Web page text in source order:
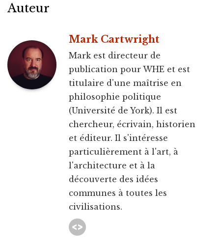
Auteur
Mark Cartwright
Mark est directeur de
publication pour WHE et est
titulaire d'une maîtrise en
philosophie politique
(Université de York). Il est
chercheur, écrivain, historien
et éditeur. Il s'intéresse
particulièrement à l'art, à
l'architecture et à la
découverte des idées
communes à toutes les
civilisations.